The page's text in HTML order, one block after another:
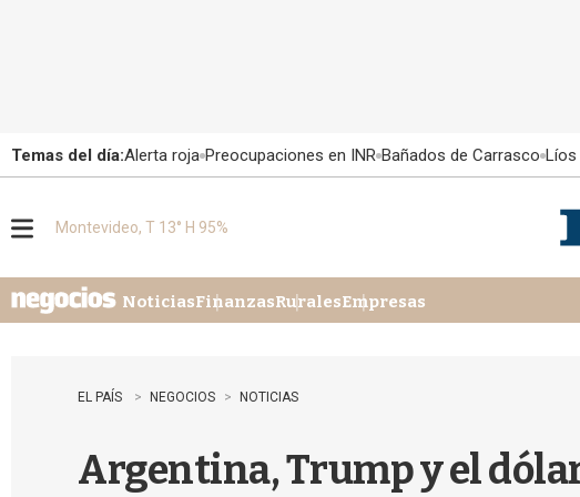
Temas del día:Alerta roja Preocupaciones en INR Bañados de Carrasco Líos
u
Montevideo, T 13° H 95%
NoticiasFinanzasRuralesEmpresas
EL PAÍS NEGOCIOS NOTICIAS
Argentina, Trump y el